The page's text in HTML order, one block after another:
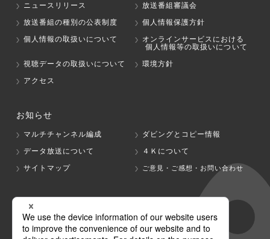
ニュースリリース
放送番組審議会
放送番組の種別の公表制度
個人情報保護方針
個人情報の取扱いについて
オンラインサービスにおける
個人情報等の取扱いについて
視聴データの取扱いについて
環境方針
アクセス
お知らせ
マルチチャンネル編成
ダビングとコピー情報
データ放送について
４Ｋについて
サイトマップ
ご意見・ご感想・お問い合わせ
グループ会社
テレビ朝日 テレ朝チャンネル